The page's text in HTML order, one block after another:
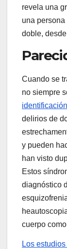
revela una
una
doble,
Cuando se
no siempre
delirios de
y pueden
han visto
Estos
diagnóstico
cuerpo
Los